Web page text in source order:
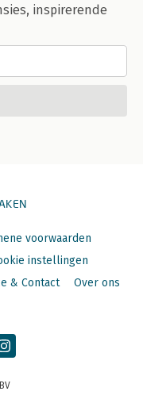
inspirerende
voorwaarden
instellingen
& Contact Over ons